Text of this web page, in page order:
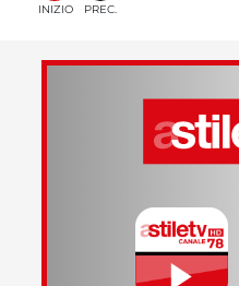
INIZIO PREC.